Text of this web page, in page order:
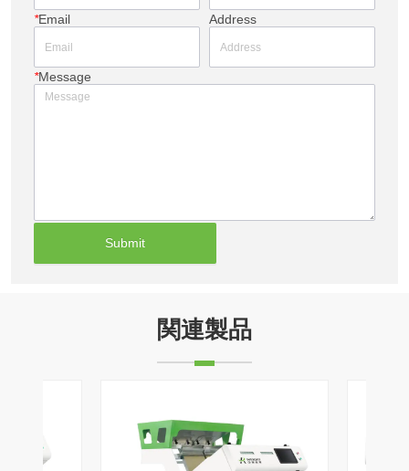
*Email Address
*Message
Submit
関連製品